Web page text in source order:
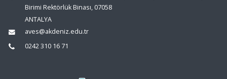
Birimi Rektörlük Binası, 07058
ANTALYA
aves@akdeniz.edu.tr
0242 310 16 71